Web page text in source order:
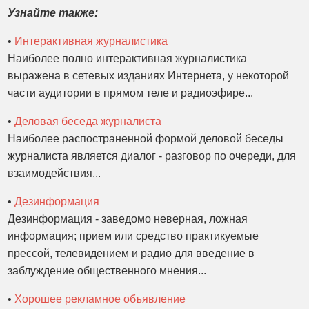
Узнайте также:
• Интерактивная журналистика
Наиболее полно интерактивная журналистика
выражена в сетевых изданиях Интернета, у некоторой
части аудитории в прямом теле и радиоэфире...
•Деловая беседа журналиста
Наиболее распостраненной формой деловой беседы
журналиста является диалог - разговор по очереди, для
взаимодействия...
•Дезинформация
Дезинформация - заведомо неверная, ложная
информация; прием или средство практикуемые
прессой, телевидением и радио для введение в
заблуждение общественного мнения...
• Хорошее рекламное объявление